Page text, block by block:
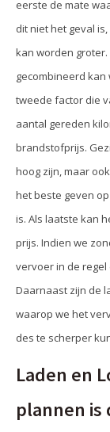
eerste de mate
dit niet het geval
kan worden
gecombineerd
tweede factor die
aantal gereden
brandstofprijs.
hoog zijn, maar
het beste geven
is. Als laatste kan
prijs. Indien we
vervoer in de
Daarnaast zijn de
waarop we het
des te scherper
Laden en
plannen is